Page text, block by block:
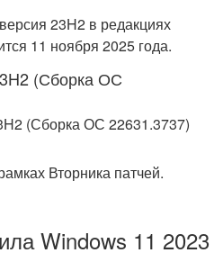
23H2 в редакциях
11 ноября 2025 года.
(Сборка ОС
Вторника патчей.
Windows 11 2023